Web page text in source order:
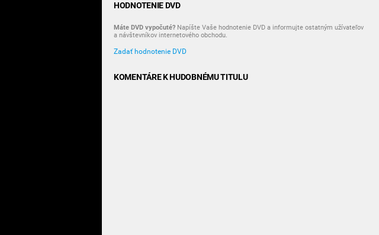
HODNOTENIE DVD
Máte DVD vypočuté? Napíšte Vaše hodnotenie DVD a informujte ostatným užívateľov
a návštevníkov internetového obchodu.
Zadať hodnotenie DVD
KOMENTÁRE K HUDOBNÉMU TITULU